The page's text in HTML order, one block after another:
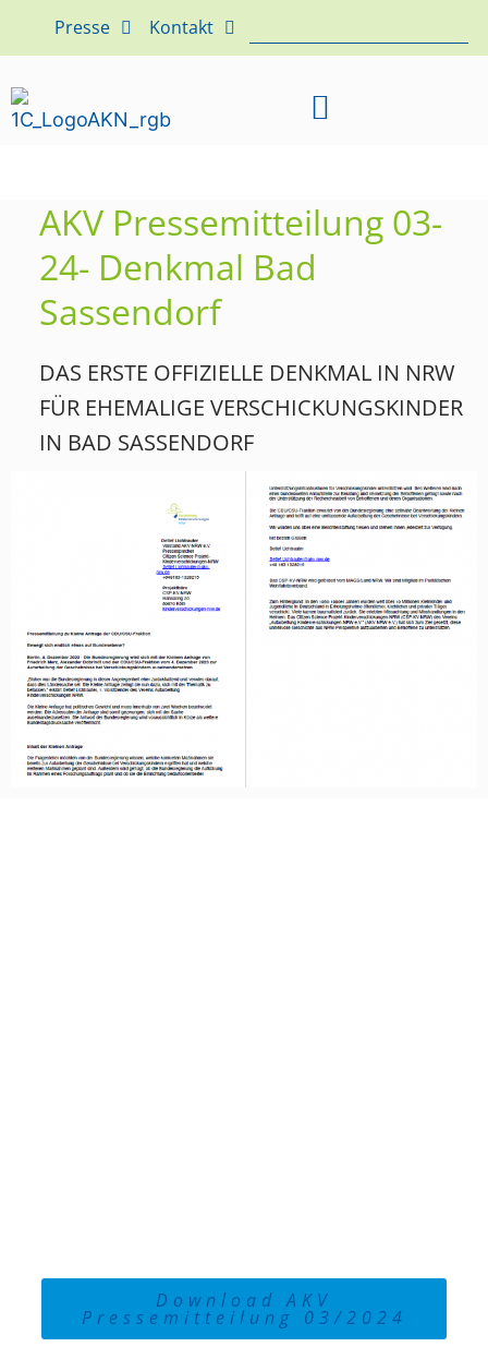
Presse Kontakt
AKV Pressemitteilung 03-
24- Denkmal Bad
Sassendorf
DAS ERSTE OFFIZIELLE DENKMAL IN NRW
FÜR EHEMALIGE VERSCHICKUNGSKINDER
IN BAD SASSENDORF
Download AKV
Pressemitteilung 03/2024